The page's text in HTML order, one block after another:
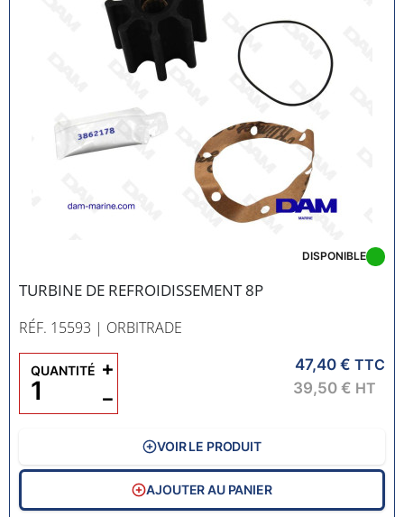
TURBINE DE REFROIDISSEMENT 8P
RÉF. 15593 | ORBITRADE
DISPONIBLE
47,40 € TTC
39,50 € HT
QUANTITÉ
−
+
VOIR LE PRODUIT
AJOUTER AU PANIER